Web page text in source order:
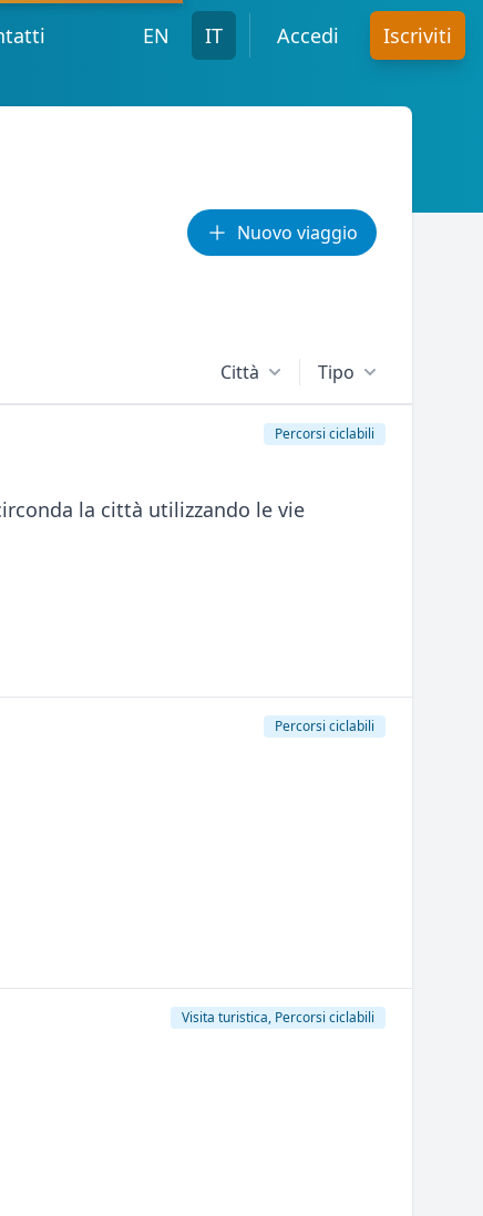
EN IT Accedi Iscriviti
Nuovo viaggio
Città Tipo
Percorsi ciclabili
la città utilizzando le vie
Percorsi ciclabili
Visita turistica, Percorsi ciclabili